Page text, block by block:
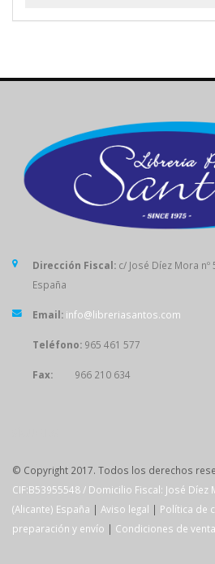
Dirección Fiscal: c/ José Díez Mora nº
España
Email: info@libreriasantos.com
Teléfono: 965 461 577
Fax: 966 210 634
© Copyright 2017. Todos los derechos
CIF:B53955548 / Domicilio Fiscal: José Díez
(Alicante) España | Aviso legal | Política de
preparación y envío | Condiciones de venta